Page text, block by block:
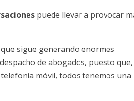
puede llevar a provocar
sigue generando enormes
de abogados, puesto que,
móvil, todos tenemos una